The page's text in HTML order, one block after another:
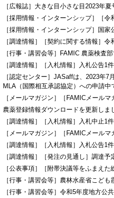
［広報誌］大きな目小さな目2023年
［採用情報・インターンシップ］［
［採用情報・インターンシップ］国
［調達情報］［契約に関する情報］
［行事・講習会等］FAMIC 農薬検査
［調達情報］［入札情報］入札公告1
［認定センター］JASaffは、2023年
MLA（国際相互承認協定）への申請中
［メールマガジン］［FAMICメール
農薬登録情報ダウンロードを更新しま
［調達情報］［入札情報］入札中止1
［メールマガジン］［FAMICメール
［調達情報］［入札情報］入札公告1
［調達情報］［発注の見通し］調達
［公表事項］［附帯決議等をふまえ
［行事・講習会等］農林水産省こど
［行事・講習会等］令和5年度地方公